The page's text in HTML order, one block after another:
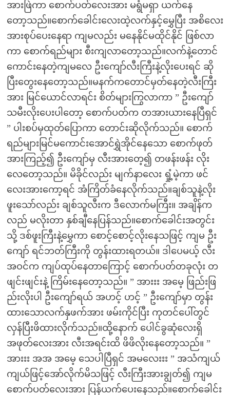
အားဖြဲကာ စောက်ပတ်လေးအား မရွံမရှာ ယက်နေ
တော့သည်။စောက်ခေါင်းလေးထဲ့လက်နှင့်မွှေပြီး အစိလေး
အားစုပ်ပေးနေရာ ကျမလည်း မနေနိုင်မထိုင်နိုင် ဖြစ်လာ
ကာ စောက်ရည်များ စီးကျလာတော့သည်။လက်နဲ့တောင်
ကောင်းနေတဲ့ကျမလေ ဦးကျော်လီးကြီးနဲ့လိုးပေးရင် ဆို
ပြီးတွေးနေတော့သည်။မနက်ကတောင်မှတ်နေတဲ့လီးကြီး
အား မြင်ယောင်လာရင်း စိတ်များကြွလာကာ ” ဦးကျော်
သမီးလိုးပေးပါတော့ စောက်ပတ်က တအားယားနေပြီရှင်
” ပါးစပ်မှထုတ်ပြောကာ တောင်းဆိုလိုက်သည်။ စောက်
ရည်များမြင်မကောင်းအောင်ရွှဲအိုင်နေသော စောက်ဖုတ်
အားကြည့်၍ ဦးကျော်မှ လီးအားတေ့၍ တဖန်းဖန်း လိုး
လေတော့သည်။ မိခိုင်လည်း မျက်နာလေး ရှုံ့မဲ့ကာ ဖင်
လေးအားကော့ရင် အံကြိတ်ခံနေလိုက်သည်။ချစ်သူနဲ့လိုး
ဖူးသော်လည်း ချစ်သူလီးက ဒီလောက်မကြီး။ အချိန်က
လည် မလိုးတာ နှစ်ချီနေပြန်သည်။စောက်ခေါင်းအတွင်း
သို့ ဒစ်ဖူးကြီးနဲ့မွှေကာ စောင့်စောင့်လိုးနေသဖြင့် ကျမ ဦး
ကျော် ရင်ဘတ်ကြီးကို တွန်းထားရတယ်။ ဒါပေမယ့် လီး
အဝင်က ကျပ်ထုပ်နေတာကြောင့် စောက်ပတ်တခုလုံး တ
ဖျင်းဖျင်းနဲ့ ကြိမ်းနေတော့သည်။ ” အားးး အမေ့ ဖြည်းဖြ
ည်းလိုးပါ ဦးကျော်ရယ် အဟင့် ဟင့် ” ဦးကျော်မှာ တွန်း
ထားသောလက်နှဖက်အား ဖမ်းကိုင်ပြီး ကုတင်ပေါ်တွင်
လှန်ပြီးဖိထားလိုက်သည်။ထို့နောက် ပေါင်ခွဆုံလေးရှိ
အဖုတ်လေးအား လီးအရင်းထိ ဖိဖိလိုးနေတော့သည်။ ”
အားးး အအ အမေ့ သေပါပြီရှင် အမလေးးး ” အသံကျယ်
ကျယ်ဖြင့်အော်လိုက်မိသဖြင့် လီးကြီးအားချွတ်၍ ကျမ
စောက်ပတ်လေးအား ပြန်ယက်ပေးနေသည်။စောက်ခေါင်း